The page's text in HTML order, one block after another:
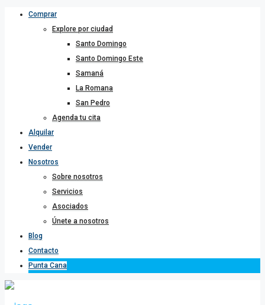
Comprar
Explore por ciudad
Santo Domingo
Santo Domingo Este
Samaná
La Romana
San Pedro
Agenda tu cita
Alquilar
Vender
Nosotros
Sobre nosotros
Servicios
Asociados
Únete a nosotros
Blog
Contacto
Punta Cana